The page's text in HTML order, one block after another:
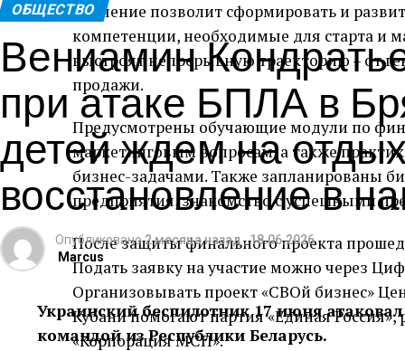
Обучение позволит сформировать и
компетенции, необходимые для старта и
выстроят непрерывную траекторию – от
продажи.
Предусмотрены обучающие модули по
маркетинговым вопросам, а также
бизнес-задачами. Также запланированы
предприятия, знакомство с успешными
После защиты финального проекта
Подать заявку на участие можно через
Организовывать проект «СВОй бизнес»
Кубани помогают партия «Единая Россия»,
«Корпорация МСП».
ОБЩЕСТВО
Вениамин
при атаке БПЛА в
детей ждем на
восстановление в
Опубликовано2 месяца назад ,18.06.2026
Marcus
Украинский беспилотник 17 июня
командой из Республики Беларусь.